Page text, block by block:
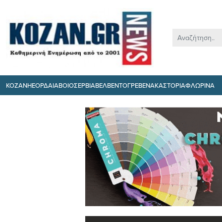
ΚΟΖΑΝΗΕΟΡΔΑΙΑΒΟΙΟΣΕΡΒΙΑΒΕΛΒΕΝΤΟΓΡΕΒΕΝΑΚΑΣΤΟΡΙΑΦΛΩΡΙΝΑ